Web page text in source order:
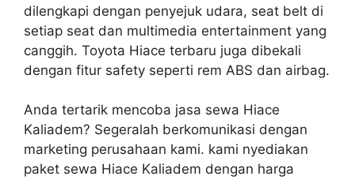
dilengkapi dengan penyejuk udara, seat belt di
setiap seat dan multimedia entertainment yang
canggih. Toyota Hiace terbaru juga dibekali
dengan fitur safety seperti rem ABS dan airbag.
Anda tertarik mencoba jasa sewa Hiace
Kaliadem? Segeralah berkomunikasi dengan
marketing perusahaan kami. kami nyediakan
paket sewa Hiace Kaliadem dengan harga